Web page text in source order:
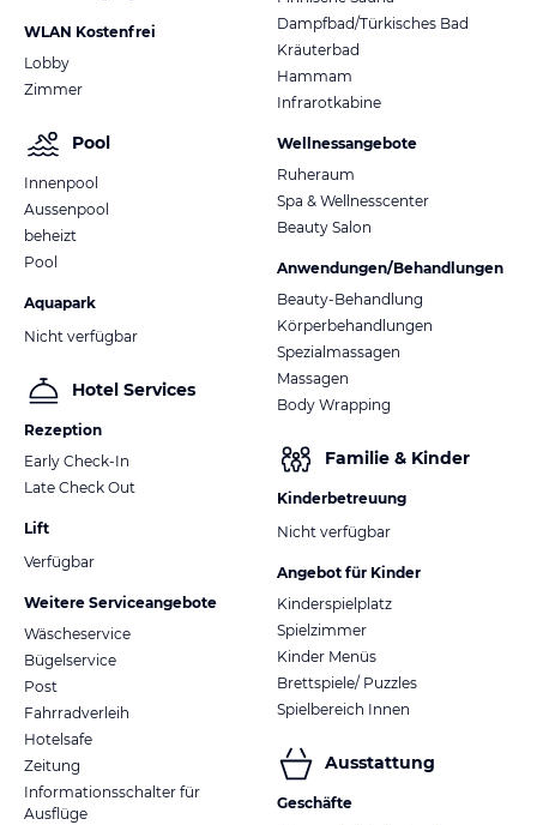
WLAN Kostenfrei
Lobby
Zimmer
Pool
Innenpool
Aussenpool
beheizt
Pool
Aquapark
Nicht verfügbar
Hotel Services
Rezeption
Early Check-In
Late Check Out
Lift
Verfügbar
Weitere Serviceangebote
Wäscheservice
Bügelservice
Post
Fahrradverleih
Hotelsafe
Zeitung
Informationsschalter für
Ausflüge
Dampfbad/Türkisches Bad
Kräuterbad
Hammam
Infrarotkabine
Wellnessangebote
Ruheraum
Spa & Wellnesscenter
Beauty Salon
Anwendungen/Behandlungen
Beauty-Behandlung
Körperbehandlungen
Spezialmassagen
Massagen
Body Wrapping
Familie & Kinder
Kinderbetreuung
Nicht verfügbar
Angebot für Kinder
Kinderspielplatz
Spielzimmer
Kinder Menüs
Brettspiele/ Puzzles
Spielbereich Innen
Ausstattung
Geschäfte